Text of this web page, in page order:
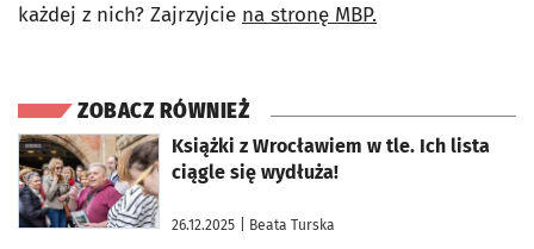
każdej z nich? Zajrzyjcie na stronę MBP.
ZOBACZ RÓWNIEŻ
Książki z Wrocławiem w tle. Ich lista
ciągle się wydłuża!
26.12.2025 | Beata Turska
otworzy się w nowej karcie